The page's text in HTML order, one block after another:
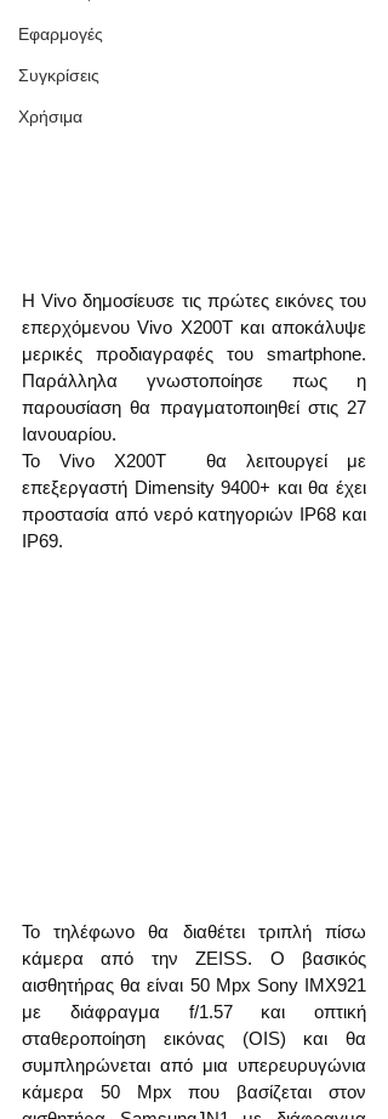
Εφαρμογές
Συγκρίσεις
Χρήσιμα
Η Vivo δημοσίευσε τις πρώτες εικόνες του
επερχόμενου Vivo X200T και αποκάλυψε
μερικές προδιαγραφές του smartphone.
Παράλληλα γνωστοποίησε πως η
παρουσίαση θα πραγματοποιηθεί στις 27
Ιανουαρίου.
Το Vivo X200T  θα λειτουργεί με
επεξεργαστή Dimensity 9400+ και θα έχει
προστασία από νερό κατηγοριών IP68 και
IP69.
Το τηλέφωνο θα διαθέτει τριπλή πίσω
κάμερα από την ZEISS. Ο βασικός
αισθητήρας θα είναι 50 Mpx Sony IMX921
με διάφραγμα f/1.57 και οπτική
σταθεροποίηση εικόνας (OIS) και θα
συμπληρώνεται από μια υπερευρυγώνια
κάμερα 50 Mpx που βασίζεται στον